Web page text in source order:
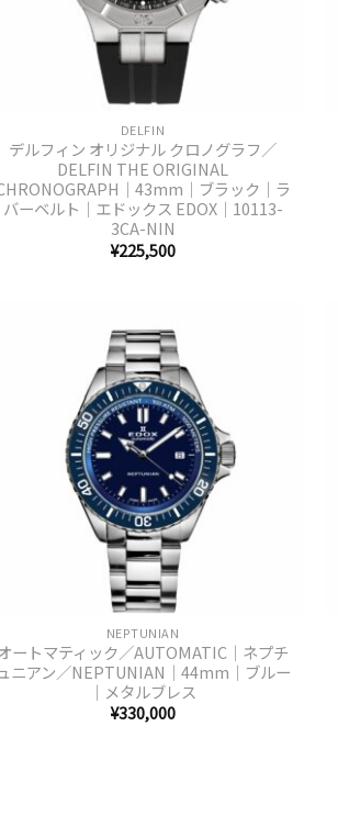
DELFIN
デルフィン オリジナル クロノグラフ／
DELFIN THE ORIGINAL
｜43mm｜ブラック｜ラ
バーベルト｜エドックス EDOX｜10113-
3CA-NIN
¥225,500
NEPTUNIAN
ートマティック／AUTOMATIC｜ネプチ
ニアン／NEPTUNIAN｜44mm｜ブルー
｜メタルブレス
¥330,000